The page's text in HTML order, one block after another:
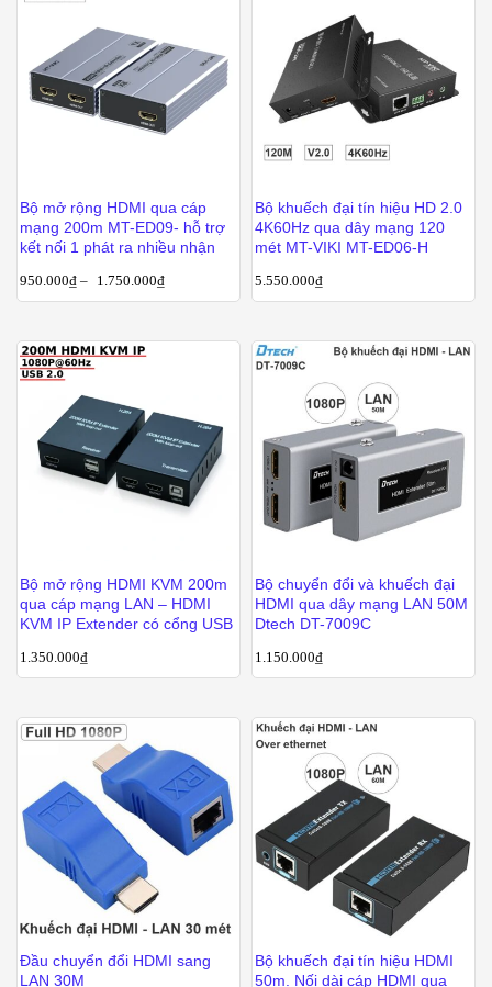
Bộ mở rộng HDMI qua cáp
mạng 200m MT-ED09- hỗ trợ
kết nối 1 phát ra nhiều nhận
950.000₫ – 1.750.000₫
Bộ khuếch đại tín hiệu HD 2.0
4K60Hz qua dây mạng 120
mét MT-VIKI MT-ED06-H
5.550.000₫
Bộ mở rộng HDMI KVM 200m
qua cáp mạng LAN – HDMI
KVM IP Extender có cổng USB
1.350.000₫
Bộ chuyển đổi và khuếch đại
HDMI qua dây mạng LAN 50M
Dtech DT-7009C
1.150.000₫
Đầu chuyển đổi HDMI sang
LAN 30M
Bộ khuếch đại tín hiệu HDMI
50m. Nối dài cáp HDMI qua